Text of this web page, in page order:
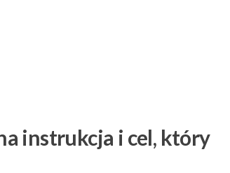
instrukcja i cel, który